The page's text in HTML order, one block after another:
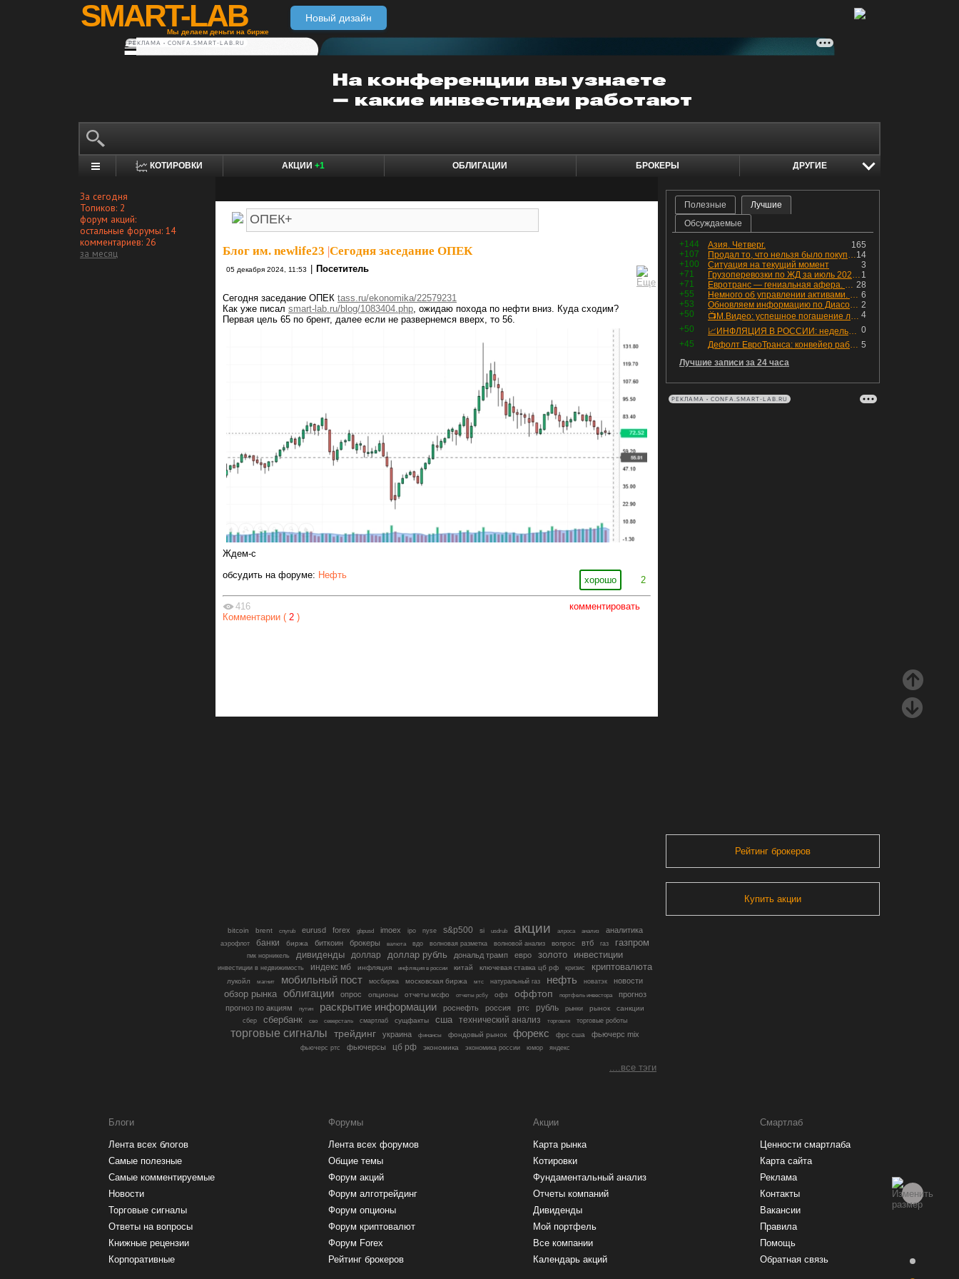
SMART-LAB
Мы делаем деньги на бирже
Новый дизайн
РЕКЛАМА • CONFA.SMART-LAB.RU
КОТИРОВКИ АКЦИИ +1 ОБЛИГАЦИИ БРОКЕРЫ ДРУГИЕ
За сегодня
Топиков: 2
форум акций:
остальные форумы: 14
комментариев: 26
за месяц
Блог им. newlife23 Сегодня заседание ОПЕК
05 декабря 2024, 11:53 Посетитель
Сегодня заседание ОПЕК tass.ru/ekonomika/22579231
Как уже писал smart-lab.ru/blog/1083404.php, ожидаю похода по нефти вниз. Куда сходим?
Первая цель 65 по брент, далее если не развернемся вверх, то 56.
Ждем-с
хорошо 2
обсудить на форуме: Нефть
комментировать
416
Комментарии ( 2 )
Полезные
Лучшие
Обсуждаемые
+144 165
Азия. Четверг.
+107
14
Продал то, что нельзя было покупать. Изменения в портфеле
+100
3
Ситуация на текущий момент
+71
1
Грузоперевозки по ЖД за июль 2026 г. — четвёртый месяц подряд роста, чёрные металлы на уровне прошлого года, а каменный уголь в плюсе.
+71
28
Евротранс — гениальная афера. Собрал с инвесторов денег, выплатил дивидендов больше текущей капитализации и ушёл в дефолт
+55
6
Немного об управлении активами. Для заинтересованных
+53
2
Обновляем информацию по Диасофту: дивиденды и выкуп
+50
4
📺М.Видео: успешное погашение любимого флоатера
+50
0
📈ИНФЛЯЦИЯ В РОССИИ: недельная дефляция, но в годовом выражении рост 😢
+45
5
Дефолт ЕвроТранса: конвейер работает исправно
Лучшие записи за 24 часа
РЕКЛАМА • CONFA.SMART-LAB.RU
Рейтинг брокеров
Купить акции
bitcoin brent cnyrub eurusd forex gbpusd imoex ipo nyse s&p500 si usdrub акции алроса анализ аналитика
аэрофлот банки биржа биткоин брокеры валюта вдо волновая разметка волновой анализ вопрос втб газ газпром
гмк норникель дивиденды доллар доллар рубль дональд трамп евро золото инвестиции
инвестиции в недвижимость индекс мб инфляция инфляция в россии китай ключевая ставка цб рф кризис криптовалюта
лукойл магнит мобильный пост мосбиржа московская биржа мтс натуральный газ нефть новатэк новости
обзор рынка облигации опрос опционы отчеты мсфо отчеты рсбу офз оффтоп портфель инвестора
прогноз
прогноз по акциям
путин раскрытие информации роснефть россия ртс рубль рынки рынок санкции
сбер сбербанк сво северсталь смартлаб сущфакты сша технический анализ торговля торговые роботы
торговые сигналы трейдинг украина финансы фондовый рынок форекс фрс сша фьючерс mix
фьючерс ртс фьючерсы цб рф экономика экономика россии юмор яндекс
....все тэги
Блоги
Лента всех блогов
Самые полезные
Самые комментируемые
Новости
Торговые сигналы
Ответы на вопросы
Книжные рецензии
Корпоративные
Форумы
Лента всех форумов
Общие темы
Форум акций
Форум алготрейдинг
Форум опционы
Форум криптовалют
Форум Forex
Рейтинг брокеров
Акции
Карта рынка
Котировки
Фундаментальный анализ
Отчеты компаний
Дивиденды
Мой портфель
Все компании
Календарь акций
Смартлаб
Ценности смартлаба
Карта сайта
Реклама
Контакты
Вакансии
Правила
Помощь
Обратная связь